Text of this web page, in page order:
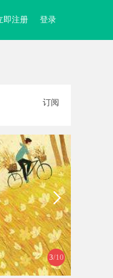
登录
即注册
订阅
4/10
影视：引领影视娱乐新时代